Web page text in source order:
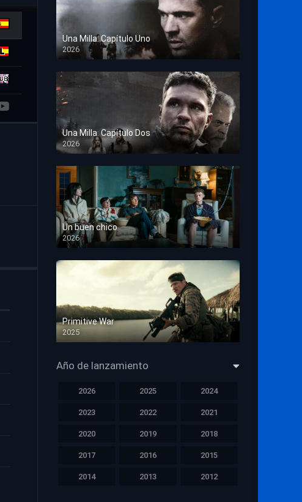
Una Milla: Capítulo Uno
2026
HD 1080p
Una Milla: Capítulo Dos
2026
HD 1080p
Un buen chico
2026
HD 1080p
Primitive War
2025
HD 1080p
Año de lanzamiento
2026 2025 2024
2023 2022 2021
2020 2019 2018
2017 2016 2015
2014 2013 2012